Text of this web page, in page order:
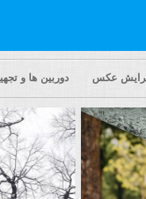
عکس دوربین ها و